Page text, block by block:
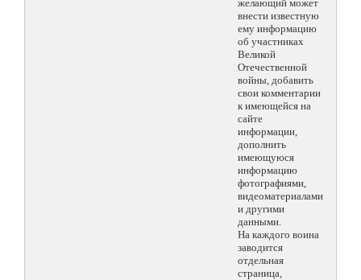
желающий может
внести известную
ему информацию
об участниках
Великой
Отечественной
войны, добавить
свои комментарии
к имеющейся на
сайте
информации,
дополнить
имеющуюся
информацию
фотографиями,
видеоматериалами
и другими
данными.
На каждого воина
заводится
отдельная
страница,